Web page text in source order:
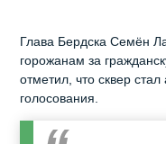
Глава Бердска Семён
горожанам за
отметил, что сквер
голосования.